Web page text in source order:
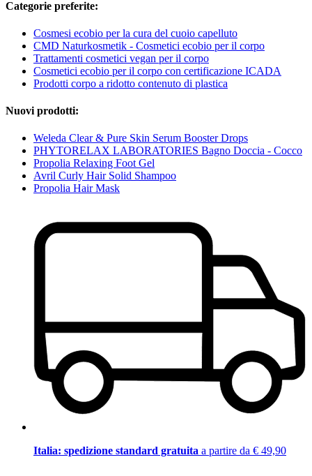
Categorie preferite:
Cosmesi ecobio per la cura del cuoio capelluto
CMD Naturkosmetik - Cosmetici ecobio per il corpo
Trattamenti cosmetici vegan per il corpo
Cosmetici ecobio per il corpo con certificazione ICADA
Prodotti corpo a ridotto contenuto di plastica
Nuovi prodotti:
Weleda Clear & Pure Skin Serum Booster Drops
PHYTORELAX LABORATORIES Bagno Doccia - Cocco
Propolia Relaxing Foot Gel
Avril Curly Hair Solid Shampoo
Propolia Hair Mask
Italia: spedizione standard gratuita a partire da € 49,90